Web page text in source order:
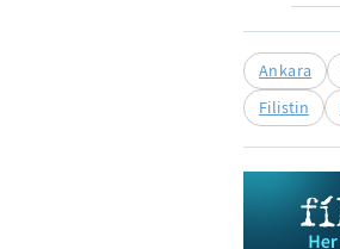
Ankara
Filistin